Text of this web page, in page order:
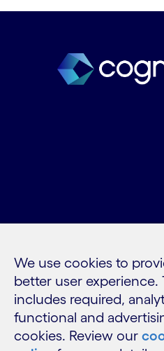
C
Data
Dataetikk
LinkedIn
Twitter
We use cookies to
better user experience.
includes required,
functional and
cookies. Review our